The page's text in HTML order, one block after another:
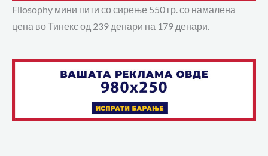
Filosophy мини пити со сирење 550 гр. со намалена
цена во Тинекс од 239 денари на 179 денари.